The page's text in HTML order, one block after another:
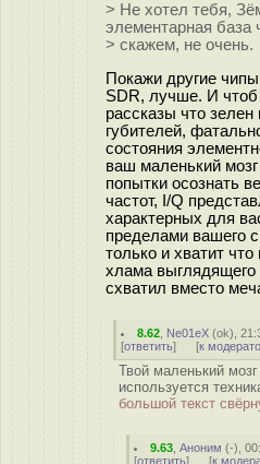
> Не хотел тебя,
элементарная база
> скажем, не очень.
Покажи другие
SDR, лучше. И
рассказы что
губителей,
состояния
ваш маленький
попытки осознать
частот, I/Q
характерных для
пределами вашего
только и хватит
хлама выглядящего
схватил вместо
8.62 Ne01eX (ok),
[ответить] [к
Твой маленький мозг
используется
большой текст
9.63 ,Аноним (-),
[ответить] [к